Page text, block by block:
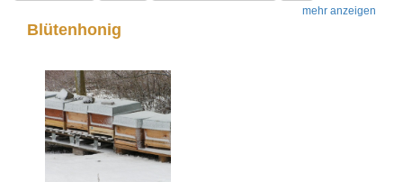
mehr anzeigen
Blütenhonig